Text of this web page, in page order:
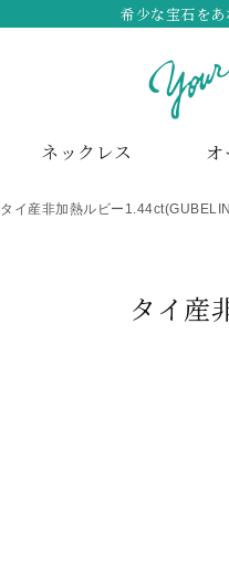
ネックレス
希少な宝石を
タイ産非加熱ルビー
タイ産